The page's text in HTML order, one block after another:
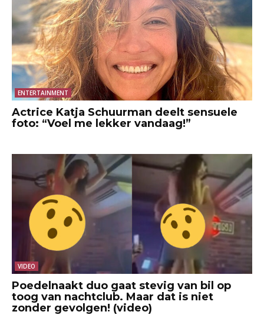
ENTERTAINMENT
Actrice Katja Schuurman deelt sensuele
foto: “Voel me lekker vandaag!”
VIDEO
Poedelnaakt duo gaat stevig van bil op
toog van nachtclub. Maar dat is niet
zonder gevolgen! (video)